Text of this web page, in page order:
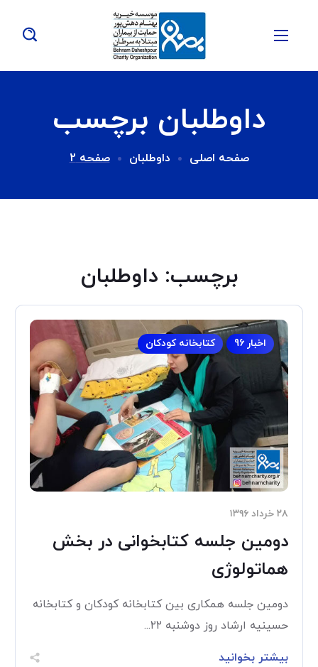
داوطلبان برچسب
صفحه اصلی داوطلبان صفحه 2
برچسب: داوطلبان
اخبار 96 کتابخانه کودکان
۲۸ خرداد ۱۳۹۶
دومین جلسه کتابخوانی در بخش
هماتولوژی
دومین جلسه همكاری بين كتابخانه كودكان و كتابخانه
حسينيه ارشاد روز دوشنبه ۲۲...
بیشتر بخوانید